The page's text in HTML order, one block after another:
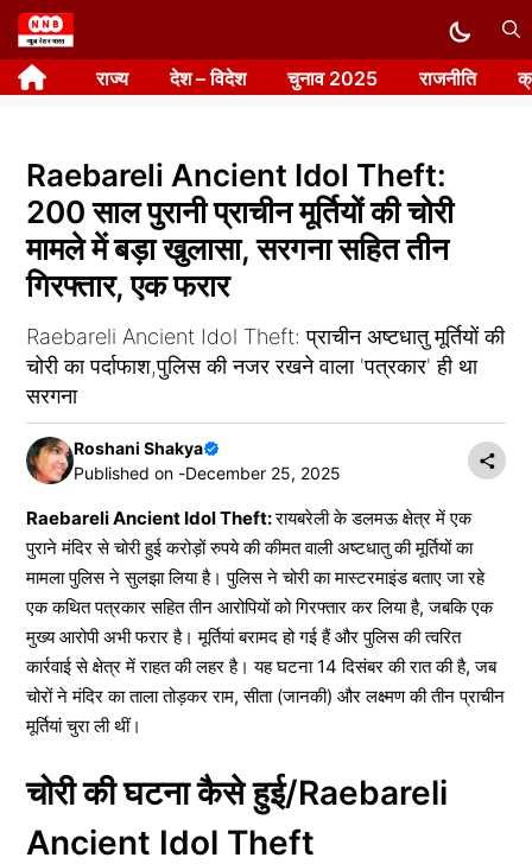
Skip
to
content राज्य देश – विदेश चुनाव 2025 राजनीति
Raebareli Ancient Idol Theft:
200 साल पुरानी प्राचीन मूर्तियों की चोरी
मामले में बड़ा खुलासा, सरगना सहित तीन
गिरफ्तार, एक फरार
Raebareli Ancient Idol Theft: प्राचीन अष्टधातु मूर्तियों की
चोरी का पर्दाफाश,पुलिस की नजर रखने वाला 'पत्रकार' ही था
सरगना
Roshani Shakya
Published on -December 25, 2025
Raebareli Ancient Idol Theft:रायबरेली के डलमऊ क्षेत्र में एक
पुराने मंदिर से चोरी हुई करोड़ों रुपये की कीमत वाली अष्टधातु की मूर्तियों का
मामला पुलिस ने सुलझा लिया है। पुलिस ने चोरी का मास्टरमाइंड बताए जा रहे
एक कथित पत्रकार सहित तीन आरोपियों को गिरफ्तार कर लिया है, जबकि एक
मुख्य आरोपी अभी फरार है। मूर्तियां बरामद हो गई हैं और पुलिस की त्वरित
कार्रवाई से क्षेत्र में राहत की लहर है। यह घटना 14 दिसंबर की रात की है, जब
चोरों ने मंदिर का ताला तोड़कर राम, सीता (जानकी) और लक्ष्मण की तीन प्राचीन
मूर्तियां चुरा ली थीं।
चोरी की घटना कैसे हुई/Raebareli
Ancient Idol Theft